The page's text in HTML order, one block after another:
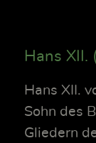
Hans XII.
Hans XII.
Sohn des
Gliedern